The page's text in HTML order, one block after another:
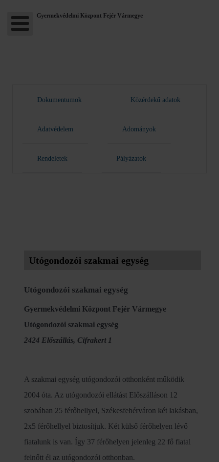
Gyermekvédelmi Központ Fejér Vármegye
Dokumentumok Közérdekű adatok
Adatvédelem Adományok
Rendeletek Pályázatok
Utógondozói szakmai egység
Utógondozói szakmai egység
Gyermekvédelmi Központ Fejér Vármegye
Utógondozói szakmai egység
2424 Előszállás, Cifrakert 1
A szakmai egység utógondozói otthonként működik
2004 óta. Az utógondozói ellátást Előszálláson 12
szobában 25 férőhellyel, Székesfehérváron két lakásban,
2x5 férőhellyel biztosítjuk. Két külső férőhelyen lévő
fiatalunk is van. Így 37 férőhelyen jelenleg 22 fő fiatal
felnőtt él az utógondozói otthonban.